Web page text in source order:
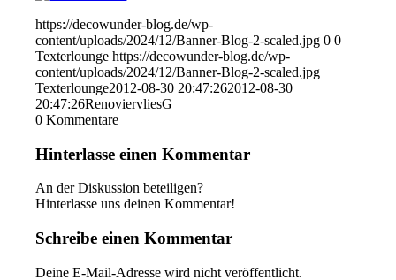
https://decowunder-blog.de/wp-
content/uploads/2024/12/Banner-Blog-2-scaled.jpg 0 0
Texterlounge https://decowunder-blog.de/wp-
content/uploads/2024/12/Banner-Blog-2-scaled.jpg
Texterlounge2012-08-30 20:47:262012-08-30
20:47:26RenoviervliesG
0 Kommentare
Hinterlasse einen Kommentar
An der Diskussion beteiligen?
Hinterlasse uns deinen Kommentar!
Schreibe einen Kommentar
Deine E-Mail-Adresse wird nicht veröffentlicht.